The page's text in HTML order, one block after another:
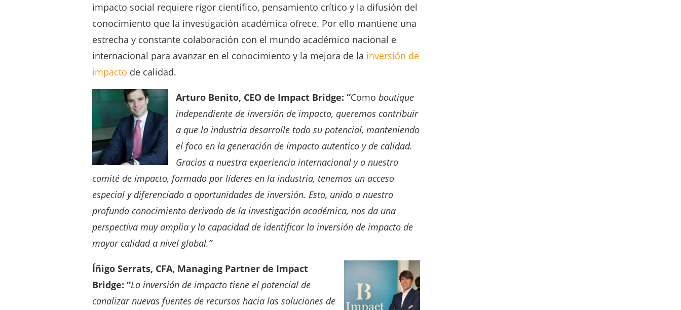
impacto social requiere rigor científico, pensamiento crítico y la difusión del
conocimiento que la investigación académica ofrece. Por ello mantiene una
estrecha y constante colaboración con el mundo académico nacional e
internacional para avanzar en el conocimiento y la mejora de la inversión de
impacto de calidad.
Arturo Benito, CEO de Impact Bridge: “Como boutique
independiente de inversión de impacto, queremos contribuir
a que la industria desarrolle todo su potencial, manteniendo
el foco en la generación de impacto autentico y de calidad.
Gracias a nuestra experiencia internacional y a nuestro
comité de impacto, formado por líderes en la industria, tenemos un acceso
especial y diferenciado a oportunidades de inversión. Esto, unido a nuestro
profundo conocimiento derivado de la investigación académica, nos da una
perspectiva muy amplia y la capacidad de identificar la inversión de impacto de
mayor calidad a nivel global.”
Íñigo Serrats, CFA, Managing Partner de Impact
Bridge: “La inversión de impacto tiene el potencial de
canalizar nuevas fuentes de recursos hacia las soluciones de